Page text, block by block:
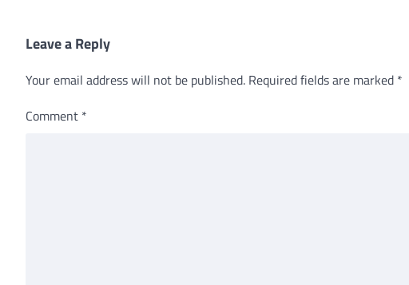
Leave a Reply
Your email address will not be published. Required fields are marked *
Comment *